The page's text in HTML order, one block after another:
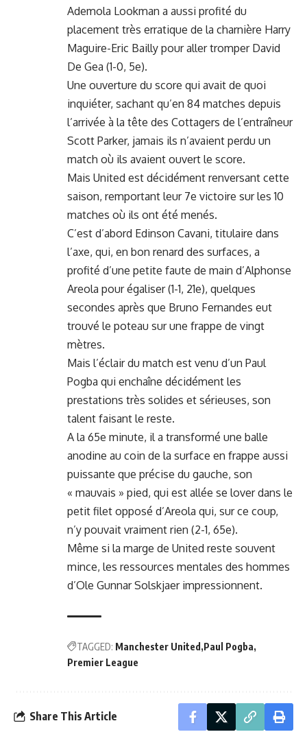
Ademola Lookman a aussi profité du
placement très erratique de la charnière Harry
Maguire-Eric Bailly pour aller tromper David
De Gea (1-0, 5e).
Une ouverture du score qui avait de quoi
inquiéter, sachant qu’en 84 matches depuis
l’arrivée à la tête des Cottagers de l’entraîneur
Scott Parker, jamais ils n’avaient perdu un
match où ils avaient ouvert le score.
Mais United est décidément renversant cette
saison, remportant leur 7e victoire sur les 10
matches où ils ont été menés.
C’est d’abord Edinson Cavani, titulaire dans
l’axe, qui, en bon renard des surfaces, a
profité d’une petite faute de main d’Alphonse
Areola pour égaliser (1-1, 21e), quelques
secondes après que Bruno Fernandes eut
trouvé le poteau sur une frappe de vingt
mètres.
Mais l’éclair du match est venu d’un Paul
Pogba qui enchaîne décidément les
prestations très solides et sérieuses, son
talent faisant le reste.
A la 65e minute, il a transformé une balle
anodine au coin de la surface en frappe aussi
puissante que précise du gauche, son
« mauvais » pied, qui est allée se lover dans le
petit filet opposé d’Areola qui, sur ce coup,
n’y pouvait vraiment rien (2-1, 65e).
Même si la marge de United reste souvent
mince, les ressources mentales des hommes
d’Ole Gunnar Solskjaer impressionnent.
TAGGED: Manchester United Paul Pogba
Premier League
Share This Article